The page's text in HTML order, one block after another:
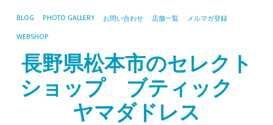
BLOG PHOTO GALLERY お問い合わせ 店舗一覧 メルマガ登録
WEBSHOP
長野県松本市のセレクト
ショップ ブティック
ヤマダドレス